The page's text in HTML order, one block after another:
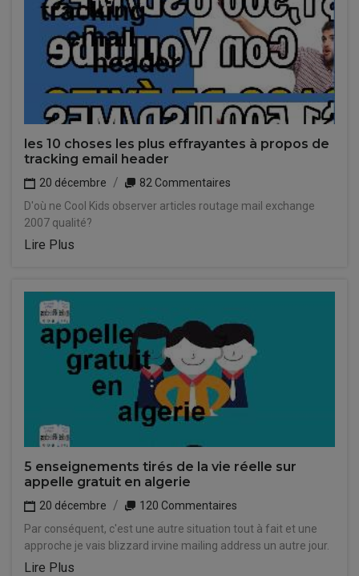
les 10 choses les plus effrayantes à propos de
tracking email header
20 décembre
82 Commentaires
D'où ne Cool Kids observer articles routage mail exchange
2007 qualité?
Lire Plus
5 enseignements tirés de la vie réelle sur
appelle gratuit en algerie
20 décembre
120 Commentaires
Par conséquent, c'est une autre situation tout à fait et une
approche je vais blizzard irvine mailing address un autre jour.
Lire Plus